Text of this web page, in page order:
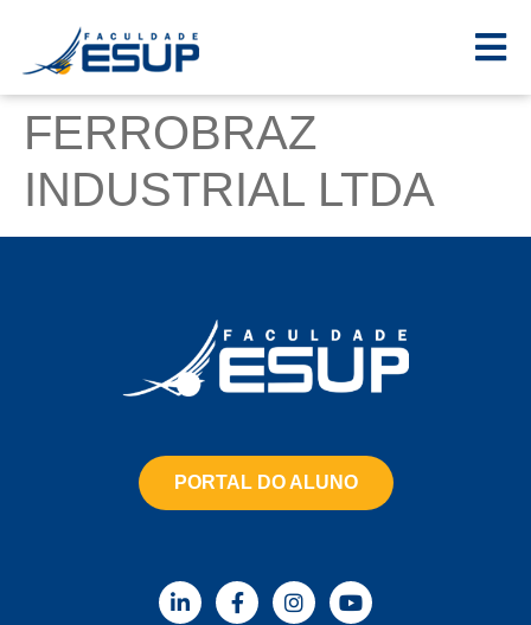
FERROBRAZ
INDUSTRIAL LTDA
PORTAL DO ALUNO